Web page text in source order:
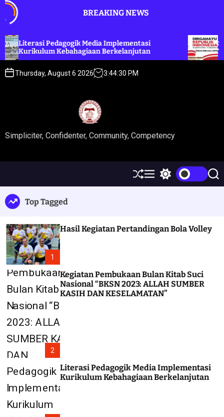
BREAKING NEWS
Pedagogik Media Implementasi
Kebahagiaan Berkelanjutan
Selamat
78
Thursday, August 6 2026 3:44:30 PM
Simpliciter, Confidenter, Community, Competency
Top Tagged
1
Hasil Kegiatan Pertandingan Bola Volley
2
Kegiatan Pembukaan Bulan Kitab Suci
Nasional “BKSN 2023: ALLAH SUMBER
KASIH DAN KESELAMATAN”
Literasi Pedagogik Media Implementasi
Kurikulum Kebahagiaan Berkelanjutan